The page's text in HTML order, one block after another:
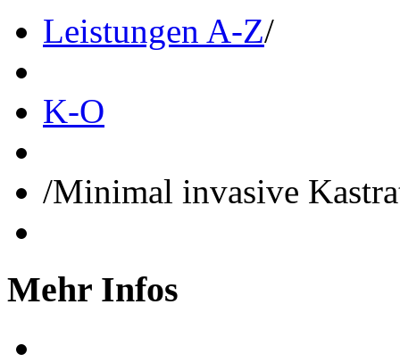
Leistungen A-Z/
K-O
/Minimal invasive
Mehr Infos